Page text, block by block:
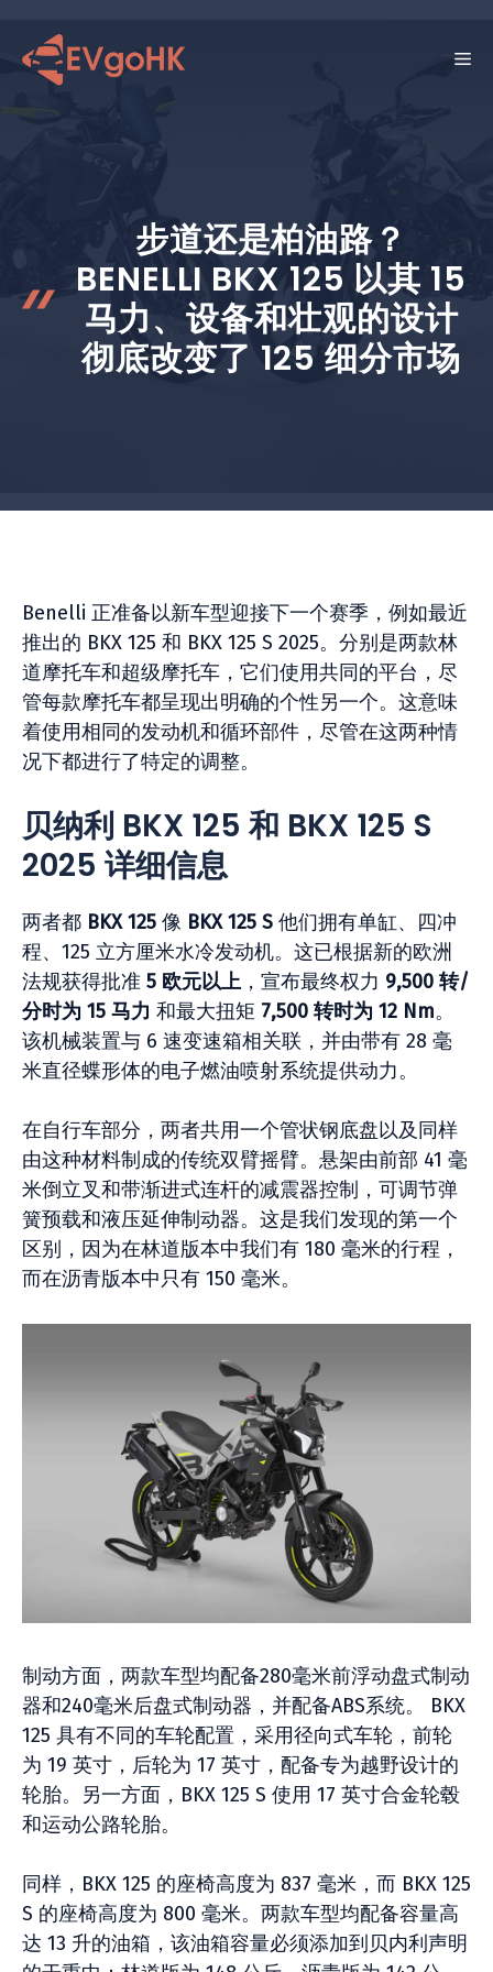
菜
步道还是柏油路？
BENELLI BKX 125 以其 15
马力、设备和壮观的设计
彻底改变了 125 细分市场
Benelli 正准备以新车型迎接下一个赛季，例如最近
推出的 BKX 125 和 BKX 125 S 2025。分别是两款林
道摩托车和超级摩托车，它们使用共同的平台，尽
管每款摩托车都呈现出明确的个性另一个。这意味
着使用相同的发动机和循环部件，尽管在这两种情
况下都进行了特定的调整。
贝纳利 BKX 125 和 BKX 125 S
2025 详细信息
两者都 BKX 125 像 BKX 125 S 他们拥有单缸、四冲
程、125 立方厘米水冷发动机。这已根据新的欧洲
法规获得批准 5 欧元以上 ，宣布最终权力 9,500 转/
分时为 15 马力 和最大扭矩 7,500 转时为 12 Nm。
该机械装置与 6 速变速箱相关联，并由带有 28 毫
米直径蝶形体的电子燃油喷射系统提供动力。
在自行车部分，两者共用一个管状钢底盘以及同样
由这种材料制成的传统双臂摇臂。悬架由前部 41 毫
米倒立叉和带渐进式连杆的减震器控制，可调节弹
簧预载和液压延伸制动器。这是我们发现的第一个
区别，因为在林道版本中我们有 180 毫米的行程，
而在沥青版本中只有 150 毫米。
制动方面，两款车型均配备280毫米前浮动盘式制动
器和240毫米后盘式制动器，并配备ABS系统。 BKX
125 具有不同的车轮配置，采用径向式车轮，前轮
为 19 英寸，后轮为 17 英寸，配备专为越野设计的
轮胎。另一方面，BKX 125 S 使用 17 英寸合金轮毂
和运动公路轮胎。
同样，BKX 125 的座椅高度为 837 毫米，而 BKX 125
S 的座椅高度为 800 毫米。两款车型均配备容量高
达 13 升的油箱，该油箱容量必须添加到贝内利声明